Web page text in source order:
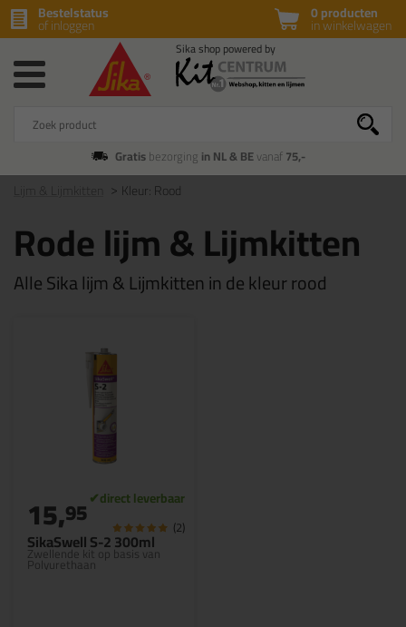
0 producten
in winkelwagen
Bestelstatus
of inloggen
Gratisbezorging in NL & BEvanaf75,-
Kleur: Rood
Rode lijm & Lijmkitten
Alle Sika lijm & Lijmkitten in de kleur rood
SikaSwell S-2 300ml
Zwellende kit op basis van
Polyurethaan
15,95 (2)